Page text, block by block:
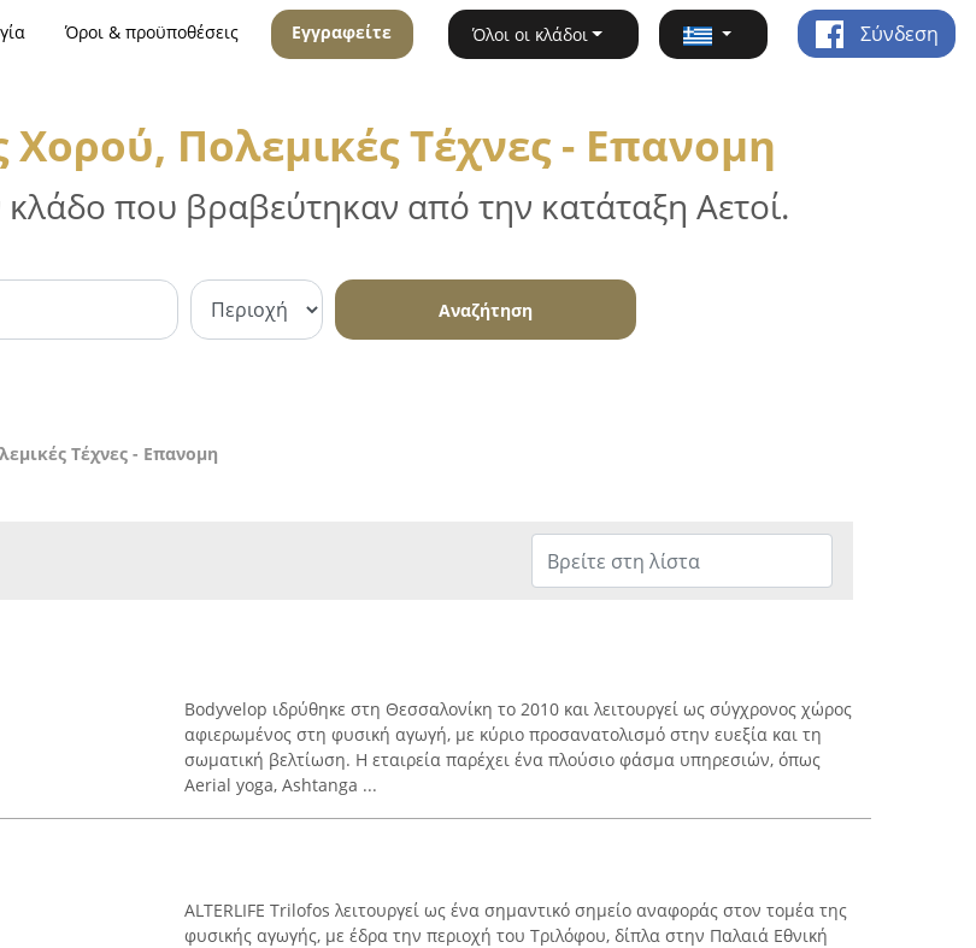
Όροι & προϋποθέσεις Εγγραφείτε Όλοι οι κλάδοι Σύνδεση
Χορού, Πολεμικές Τέχνες - Επανομη
κλάδο που βραβεύτηκαν από την κατάταξη Αετοί.
Αναζήτηση
Τέχνες - Επανομη
Bodyvelop ιδρύθηκε στη Θεσσαλονίκη το 2010 και λειτουργεί ως σύγχρονος χώρος
αφιερωμένος στη φυσική αγωγή, με κύριο προσανατολισμό στην ευεξία και τη
σωματική βελτίωση. Η εταιρεία παρέχει ένα πλούσιο φάσμα υπηρεσιών, όπως
Aerial yoga, Ashtanga ...
ALTERLIFE Trilofos λειτουργεί ως ένα σημαντικό σημείο αναφοράς στον τομέα της
φυσικής αγωγής, με έδρα την περιοχή του Τριλόφου, δίπλα στην Παλαιά Εθνική